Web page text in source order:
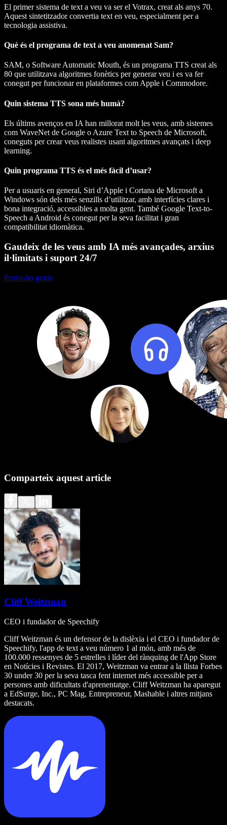
El primer sistema de text a veu va ser el Votrax, creat als anys 70.
Aquest sintetitzador convertia text en veu, especialment per a
tecnologia assistiva.
Què és el programa de text a veu anomenat Sam?
SAM, o Software Automatic Mouth, és un programa TTS creat als
80 que utilitzava algoritmes fonètics per generar veu i es va fer
conegut per funcionar en plataformes com Apple i Commodore.
Quin sistema TTS sona més humà?
Els últims avenços en IA han millorat molt les veus, amb sistemes
com WaveNet de Google o Azure Text to Speech de Microsoft,
coneguts per crear veus realistes usant algoritmes avançats i deep
learning.
Quin programa TTS és el més fàcil d’usar?
Per a usuaris en general, Siri d’Apple i Cortana de Microsoft a
Windows són dels més senzills d’utilitzar, amb interfícies clares i
bona integració, accessibles a molta gent. També Google Text-to-
Speech a Android és conegut per la seva facilitat i gran
compatibilitat idiomàtica.
Gaudeix de les veus amb IA més avançades, arxius
il·limitats i suport 24/7
Prova-ho gratis
Comparteix aquest article
Cliff Weitzman
CEO i fundador de Speechify
Cliff Weitzman és un defensor de la dislèxia i el CEO i fundador de
Speechify, l'app de text a veu número 1 al món, amb més de
100.000 ressenyes de 5 estrelles i líder del rànquing de l'App Store
en Notícies i Revistes. El 2017, Weitzman va entrar a la llista Forbes
30 under 30 per la seva tasca fent internet més accessible per a
persones amb dificultats d'aprenentatge. Cliff Weitzman ha aparegut
a EdSurge, Inc., PC Mag, Entrepreneur, Mashable i altres mitjans
destacats.